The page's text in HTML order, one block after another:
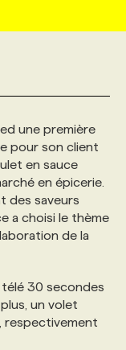
une première
pour son client
en sauce
en épicerie.
des saveurs
a choisi le thème
de la
télé 30 secondes
un volet
respectivement